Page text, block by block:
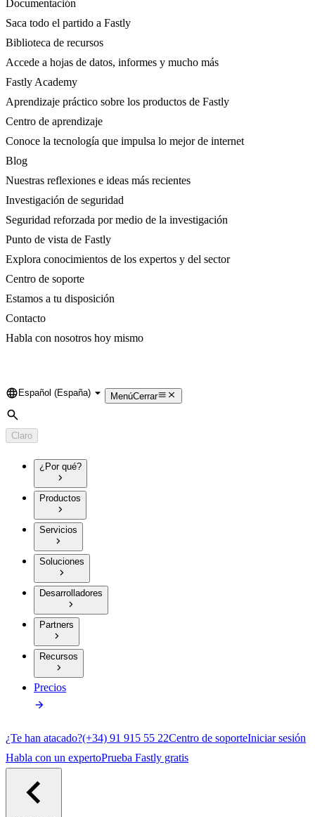
Documentación
Saca todo el partido a Fastly
Biblioteca de recursos
Accede a hojas de datos, informes y mucho más
Fastly Academy
Aprendizaje práctico sobre los productos de Fastly
Centro de aprendizaje
Conoce la tecnología que impulsa lo mejor de internet
Blog
Nuestras reflexiones e ideas más recientes
Investigación de seguridad
Seguridad reforzada por medio de la investigación
Punto de vista de Fastly
Explora conocimientos de los expertos y del sector
Centro de soporte
Estamos a tu disposición
Contacto
Habla con nosotros hoy mismo
Language
Español (España) MenúCerrar
Búsqueda
Claro
¿Por qué?
Productos
Servicios
Soluciones
Desarrolladores
Partners
Recursos
Precios
¿Te han atacado?(+34) 91 915 55 22Centro de soporteIniciar sesión
Habla con un expertoPrueba Fastly gratis